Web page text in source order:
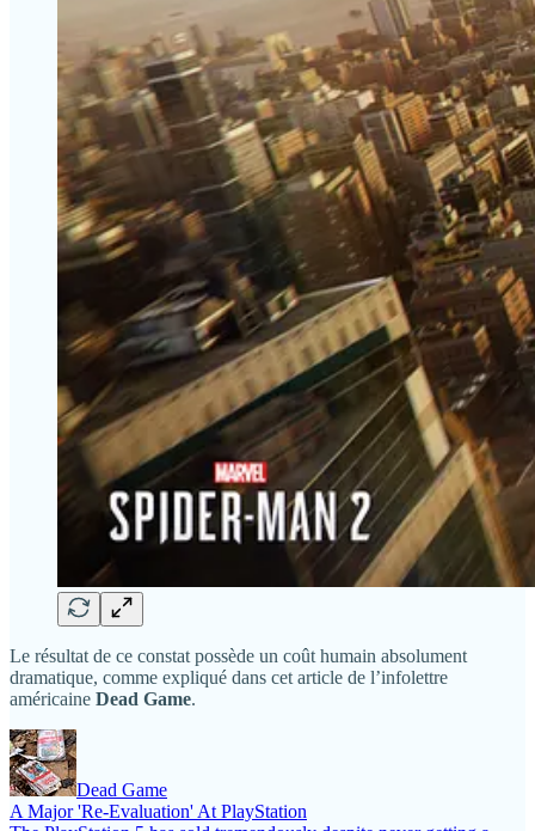
Le résultat de ce constat possède un coût humain absolument
dramatique, comme expliqué dans cet article de l’infolettre
américaine Dead Game.
Dead Game
A Major 'Re-Evaluation' At PlayStation